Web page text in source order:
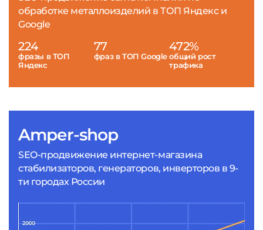
Amper-shop
SEO-продвижение интернет-магазина
стабилизаторов, генераторов, инверторов в 9-
ти городах России
обработке металлоизделий в ТОП Яндекс и
Google
224
фразы в ТОП
Яндекс
77
фраз в ТОП Google
472%
общий рост
трафика